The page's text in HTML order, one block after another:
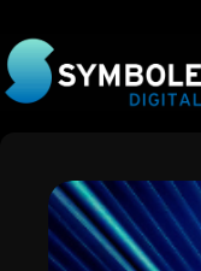
contenu